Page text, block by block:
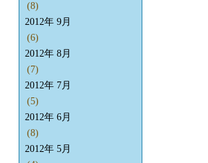
(8)
2012年 9月
(6)
2012年 8月
(7)
2012年 7月
(5)
2012年 6月
(8)
2012年 5月